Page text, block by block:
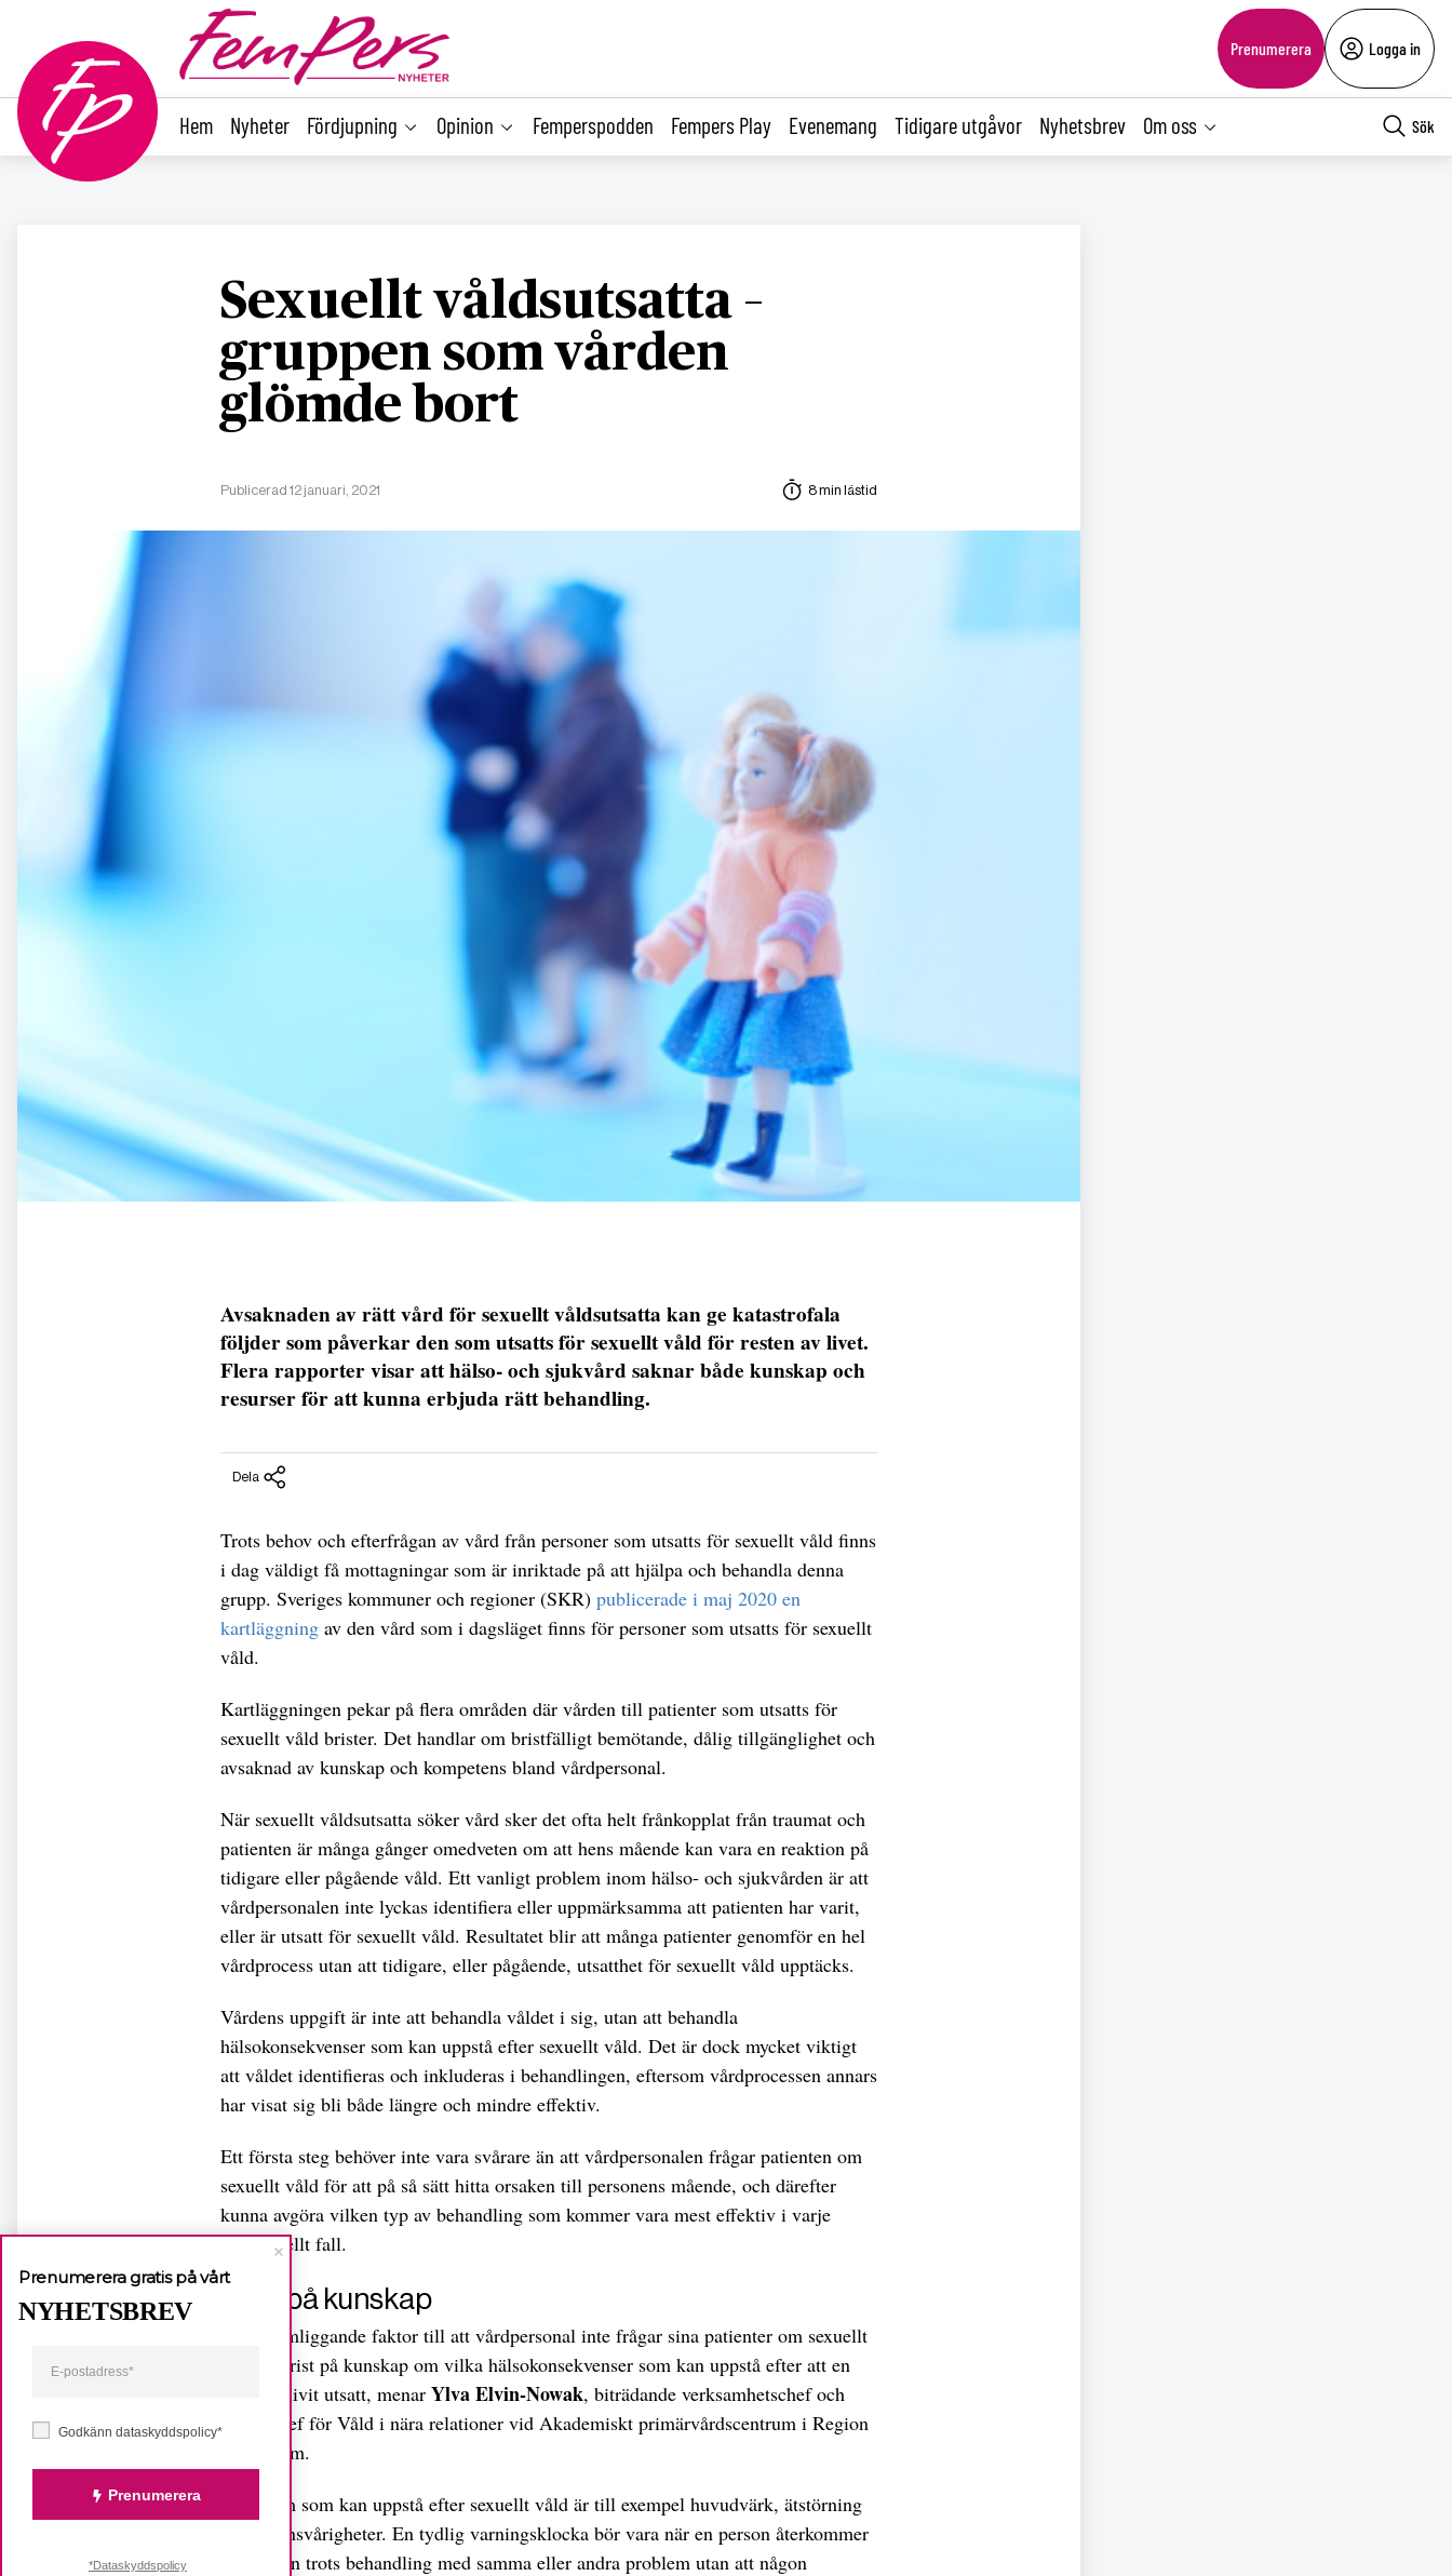
Prenumerera Logga in
Hem Nyheter Fördjupning Opinion Femperspodden Fempers Play Evenemang Tidigare utgåvor Nyhetsbrev Om oss Sök
Sexuellt våldsutsatta –
gruppen som vården
glömde bort
Publicerad 12 januari, 2021 8 min lästid
Avsaknaden av rätt vård för sexuellt våldsutsatta kan ge katastrofala
följder som påverkar den som utsatts för sexuellt våld för resten av livet.
Flera rapporter visar att hälso- och sjukvård saknar både kunskap och
resurser för att kunna erbjuda rätt behandling.
Dela
Trots behov och efterfrågan av vård från personer som utsatts för sexuellt våld finns
i dag väldigt få mottagningar som är inriktade på att hjälpa och behandla denna
grupp. Sveriges kommuner och regioner (SKR) publicerade i maj 2020 en
kartläggning av den vård som i dagsläget finns för personer som utsatts för sexuellt
våld.
Kartläggningen pekar på flera områden där vården till patienter som utsatts för
sexuellt våld brister. Det handlar om bristfälligt bemötande, dålig tillgänglighet och
avsaknad av kunskap och kompetens bland vårdpersonal.
När sexuellt våldsutsatta söker vård sker det ofta helt frånkopplat från traumat och
patienten är många gånger omedveten om att hens mående kan vara en reaktion på
tidigare eller pågående våld. Ett vanligt problem inom hälso- och sjukvården är att
vårdpersonalen inte lyckas identifiera eller uppmärksamma att patienten har varit,
eller är utsatt för sexuellt våld. Resultatet blir att många patienter genomför en hel
vårdprocess utan att tidigare, eller pågående, utsatthet för sexuellt våld upptäcks.
Vårdens uppgift är inte att behandla våldet i sig, utan att behandla
hälsokonsekvenser som kan uppstå efter sexuellt våld. Det är dock mycket viktigt
att våldet identifieras och inkluderas i behandlingen, eftersom vårdprocessen annars
har visat sig bli både längre och mindre effektiv.
Ett första steg behöver inte vara svårare än att vårdpersonalen frågar patienten om
sexuellt våld för att på så sätt hitta orsaken till personens mående, och därefter
kunna avgöra vilken typ av behandling som kommer vara mest effektiv i varje
individuellt fall.
Brist på kunskap
En bakomliggande faktor till att vårdpersonal inte frågar sina patienter om sexuellt
våld är brist på kunskap om vilka hälsokonsekvenser som kan uppstå efter att en
person blivit utsatt, menar Ylva Elvin-Nowak, biträdande verksamhetschef och
enhetschef för Våld i nära relationer vid Akademiskt primärvårdscentrum i Region
Stockholm.
Symptom som kan uppstå efter sexuellt våld är till exempel huvudvärk, ätstörning
och sömnsvårigheter. En tydlig varningsklocka bör vara när en person återkommer
till vården trots behandling med samma eller andra problem utan att någon
Godkänn dataskyddspolicy*
Prenumerera
Prenumerera gratis på vårt
NYHETSBREV
*Dataskyddspolicy